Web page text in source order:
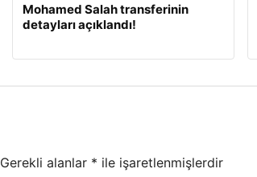
Mohamed Salah transferinin
detayları açıklandı!
Gerekli alanlar * ile işaretlenmişlerdir